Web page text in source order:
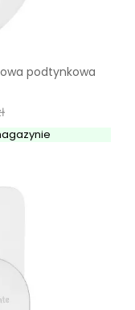
podtynkowa